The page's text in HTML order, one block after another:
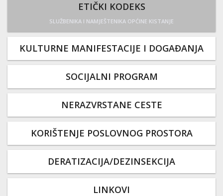
ETIČKI KODEKS
SLUŽBENIKA I NAMJEŠTENIKA OPĆINE KISTANJE
KULTURNE MANIFESTACIJE I DOGAĐANJA
SOCIJALNI PROGRAM
NERAZVRSTANE CESTE
KORIŠTENJE POSLOVNOG PROSTORA
DERATIZACIJA/DEZINSEKCIJA
LINKOVI